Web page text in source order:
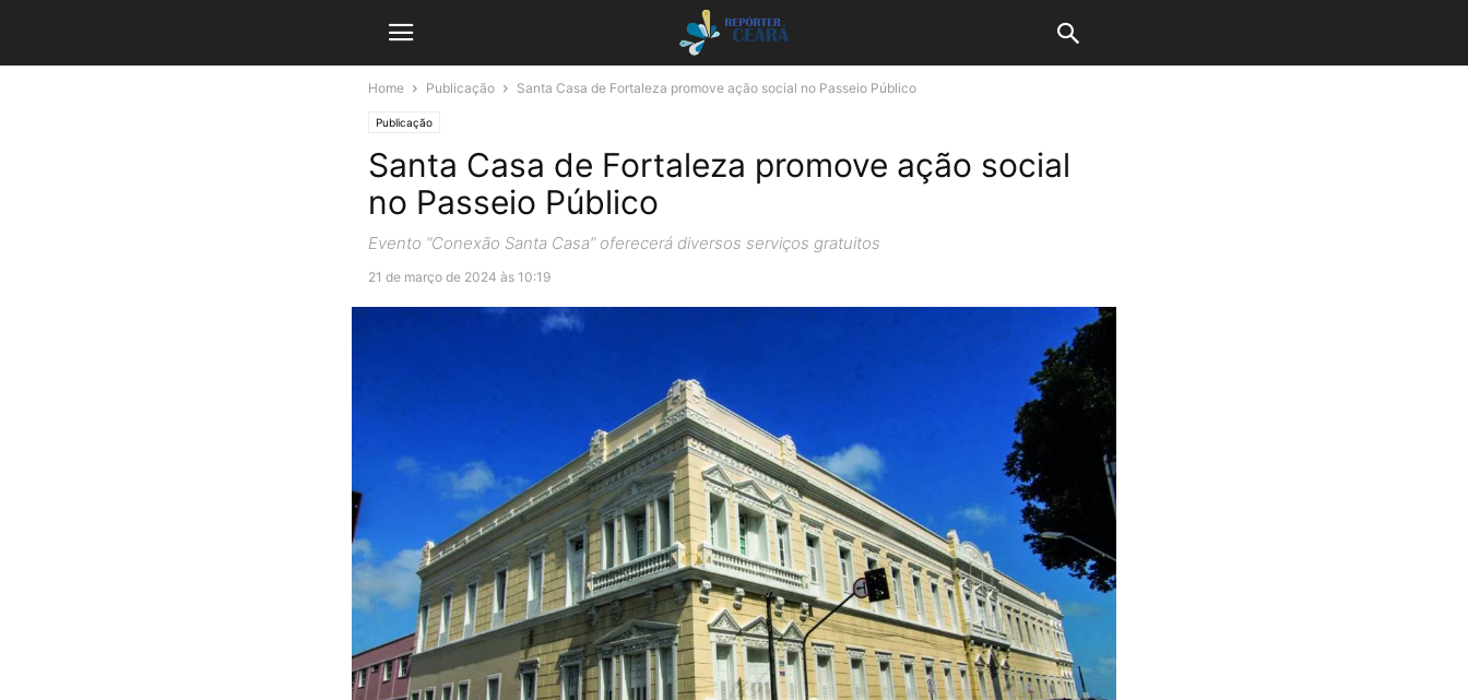
Home Publicação Santa Casa de Fortaleza promove ação social no Passeio Público
Publicação
Santa Casa de Fortaleza promove ação social
no Passeio Público
Evento “Conexão Santa Casa” oferecerá diversos serviços gratuitos
21 de março de 2024 às 10:19